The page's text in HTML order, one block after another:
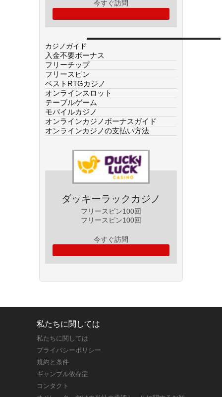
今すぐ訪問
カジノガイド
入金不要ボーナス
フリーチップ
フリースピン
ベストRTGカジノ
オンラインスロット
テーブルゲーム
モバイルカジノ
オンラインカジノボーナスガイド
オンラインカジノの支払い方法
ダッキーラックカジノ
フリースピン100回
フリースピン100回
今すぐ訪問
私たちに関しては
私たちに関しては
プライバシーポリシー
規約と条件
ギャンブル依存症
コンタクト